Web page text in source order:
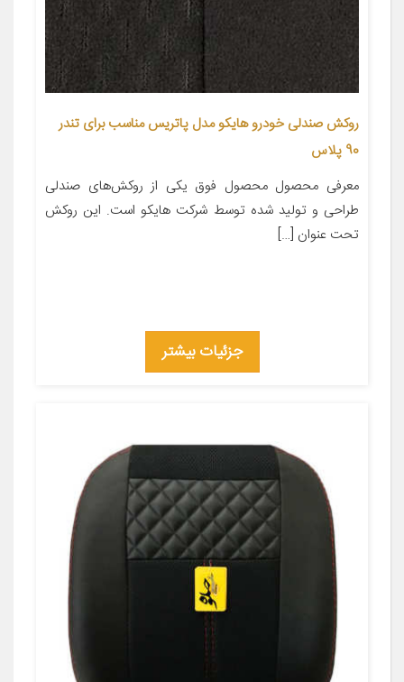
روکش صندلی خودرو هایکو مدل پاتریس مناسب برای تندر
90 پلاس
معرفی محصول محصول فوق یکی از روکش‌های صندلی
طراحی و تولید شده توسط شرکت هایکو است. این روکش
تحت عنوان […]
جزئیات بیشتر